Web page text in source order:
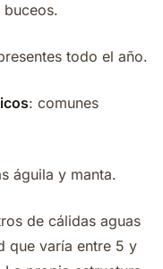
buceos.
todo el año.
: comunes
águila y manta.
de cálidas aguas
que varía entre 5 y